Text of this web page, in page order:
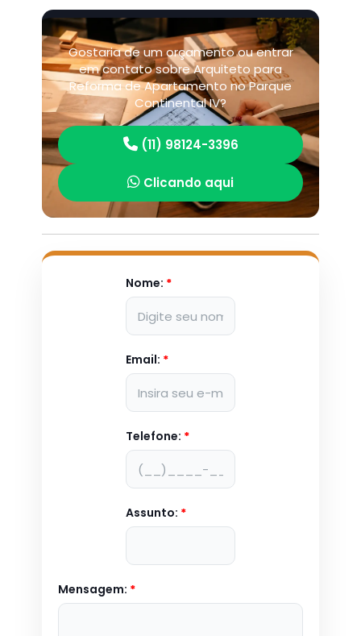
Gostaria de um orçamento ou entrar
em contato sobre Arquiteto para
Reforma de Apartamento no Parque
Continental IV?
(11) 98124-3396
Clicando aqui
Nome: *
Email: *
Telefone: *
Assunto: *
Mensagem: *